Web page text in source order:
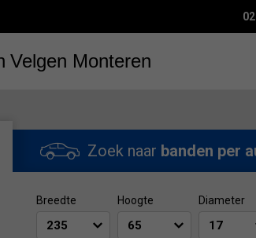
Velgen Monteren
Zoek naar banden per
Breedte Hoogte Diameter